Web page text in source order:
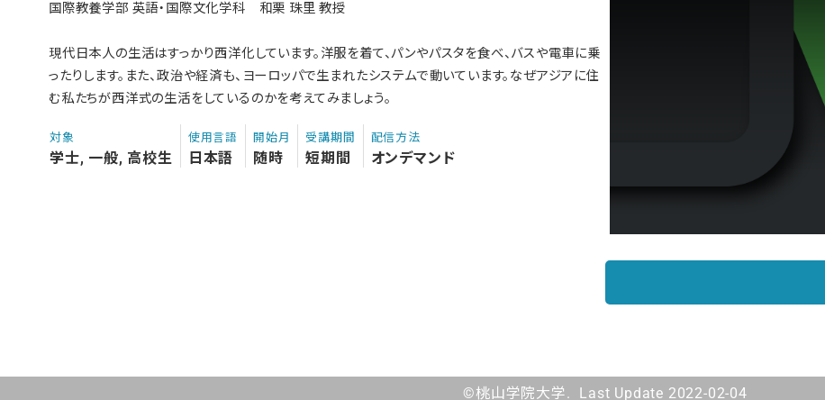
国際教養学部 英語・国際文化学科 和栗 珠里 教授
現代日本人の生活はすっかり西洋化しています。洋服を着て、パンやパスタを食べ、バスや電車に乗
ったりします。また、政治や経済も、ヨーロッパで生まれたシステムで動いています。なぜアジアに住
む私たちが西洋式の生活をしているのかを考えてみましょう。
対象
学士, 一般, 高校生
使用言語
日本語
開始月
随時
受講期間
短期間
配信方法
オンデマンド
©桃山学院大学. Last Update 2022-02-04